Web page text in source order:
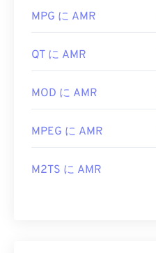
MPG に AMR
QT に AMR
MOD に AMR
MPEG に AMR
M2TS に AMR